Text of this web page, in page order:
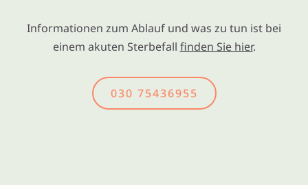
Informationen zum Ablauf und was zu tun ist bei
einem akuten Sterbefall finden Sie hier.
030 75436955